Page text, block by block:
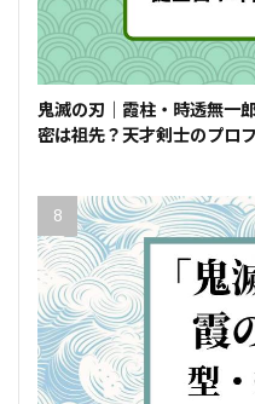
鬼滅の刃｜霞柱・時透無一
密は祖先？天才剣士のプロ